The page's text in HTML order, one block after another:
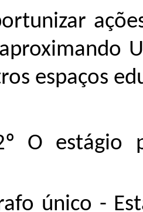
espaços
O estágio
único -